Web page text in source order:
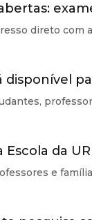
direto
disponível
Escola da
e